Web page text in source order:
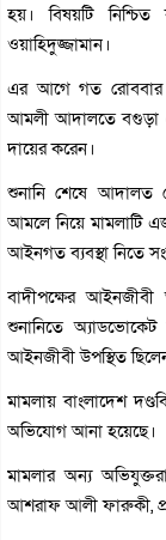
হয়। বিষয়টি নিশ্চিত
ওয়াহিদুজ্জামান।
এর আগে গত রোববার
আমলী আদালতে বগুড়া
দায়ের করেন।
শুনানি শেষে আদালত
আমলে নিয়ে মামলাটি
আইনগত ব্যবস্থা নিতে
বাদীপক্ষের
শুনানিতে
আইনজীবী উপস্থিত
মামলায় বাংলাদেশ
অভিযোগ আনা হয়েছে।
মামলার অন্য
আশরাফ আলী ফারুকী,